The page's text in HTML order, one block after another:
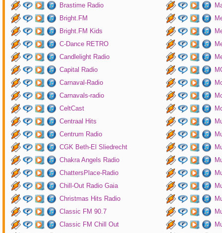
Brastime Radio
Bright.FM
Bright.FM Kids
C-Dance RETRO
Candlelight Radio
Capital Radio
Carnaval-Radio
Carnavals-radio
CeltCast
Centraal Hits
Centrum Radio
CGK Beth-El Sliedrecht
Chakra Angels Radio
ChattersPlace-Radio
Chill-Out Radio Gaia
Christmas Hits Radio
Classic FM 90.7
Classic FM Chill Out